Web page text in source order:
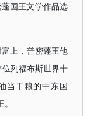
国王文学作品选
上，普密蓬王他
列福布斯世界十
当干粮的中东国